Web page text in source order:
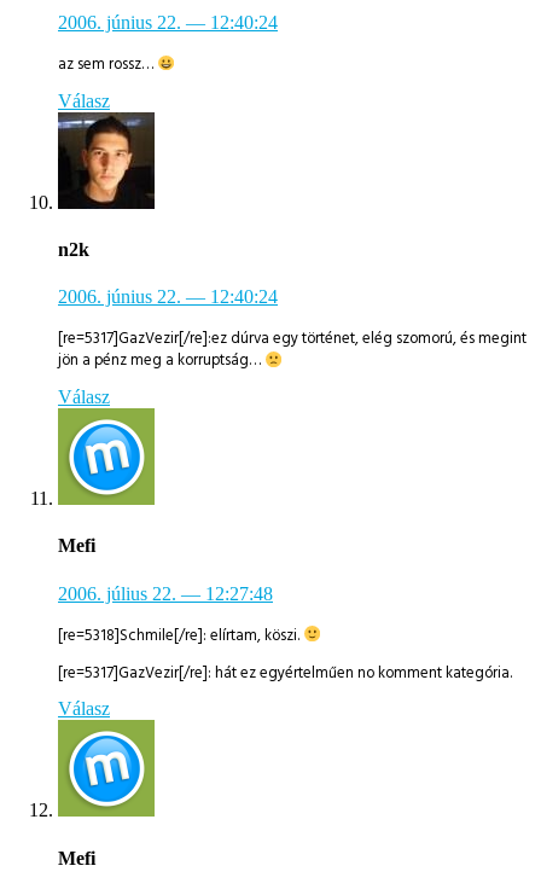
2006. június 22. — 12:40:24
az sem rossz…
Válasz
n2k
2006. június 22. — 12:40:24
[re=5317]GazVezir[/re]:ez dúrva egy történet, elég szomorú, és megint
jön a pénz meg a korruptság…
Válasz
Mefi
2006. július 22. — 12:27:48
[re=5318]Schmile[/re]: elírtam, köszi.
[re=5317]GazVezir[/re]: hát ez egyértelműen no komment kategória.
Válasz
Mefi